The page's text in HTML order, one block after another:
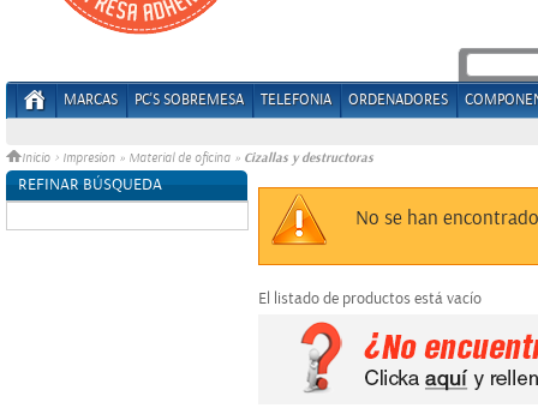
MARCAS PC'S SOBREMESA TELEFONIA ORDENADORES
Inicio > Impresion » Material de oficina » Cizallas y destructoras
REFINAR BÚSQUEDA
No se han
El listado de productos está vacío